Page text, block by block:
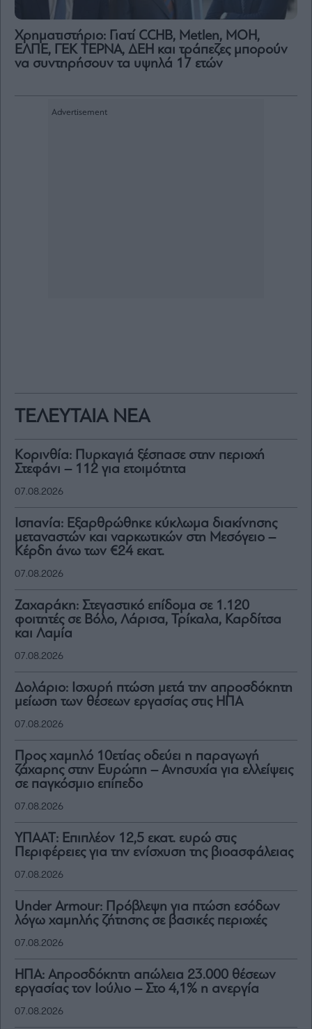
ΤΕΛΕΥΤΑΙΑ ΝΕΑ
Κορινθία: Πυρκαγιά ξέσπασε στην περιοχή
Στεφάνι – 112 για ετοιμότητα
07.08.2026
Ισπανία: Εξαρθρώθηκε κύκλωμα διακίνησης
μεταναστών και ναρκωτικών στη Μεσόγειο –
Κέρδη άνω των €24 εκατ.
07.08.2026
Ζαχαράκη: Στεγαστικό επίδομα σε 1.120
φοιτητές σε Βόλο, Λάρισα, Τρίκαλα, Καρδίτσα
και Λαμία
07.08.2026
Δολάριο: Ισχυρή πτώση μετά την απροσδόκητη
μείωση των θέσεων εργασίας στις ΗΠΑ
07.08.2026
Προς χαμηλό 10ετίας οδεύει η παραγωγή
ζάχαρης στην Ευρώπη – Ανησυχία για ελλείψεις
σε παγκόσμιο επίπεδο
07.08.2026
ΥΠΑΑΤ: Επιπλέον 12,5 εκατ. ευρώ στις
Περιφέρειες για την ενίσχυση της βιοασφάλειας
07.08.2026
Under Armour: Πρόβλεψη για πτώση εσόδων
λόγω χαμηλής ζήτησης σε βασικές περιοχές
07.08.2026
ΗΠΑ: Απροσδόκητη απώλεια 23.000 θέσεων
εργασίας τον Ιούλιο – Στο 4,1% η ανεργία
07.08.2026
Χρηματιστήριο: Γιατί CCHB, Metlen, MOH,
ΕΛΠΕ, ΓΕΚ ΤΕΡΝΑ, ΔΕΗ και τράπεζες μπορούν
να συντηρήσουν τα υψηλά 17 ετών